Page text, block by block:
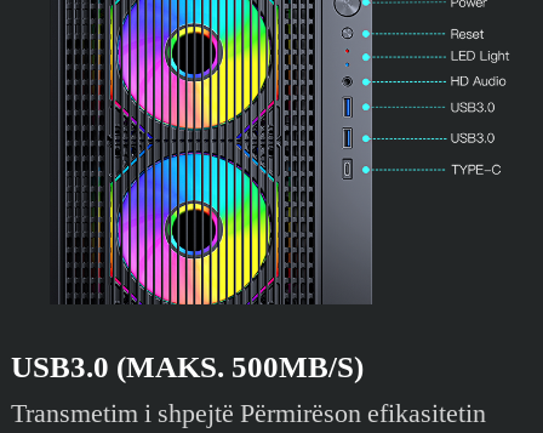
USB3.0 (MAKS. 500MB/S)
Transmetim i shpejtë Përmirëson efikasitetin